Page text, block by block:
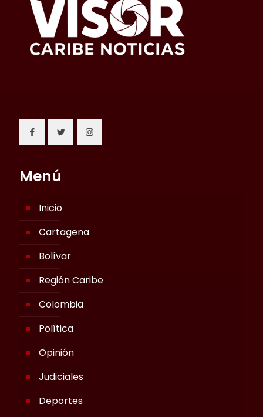
Menú
Inicio
Cartagena
Bolívar
Región Caribe
Colombia
Política
Opinión
Judiciales
Deportes